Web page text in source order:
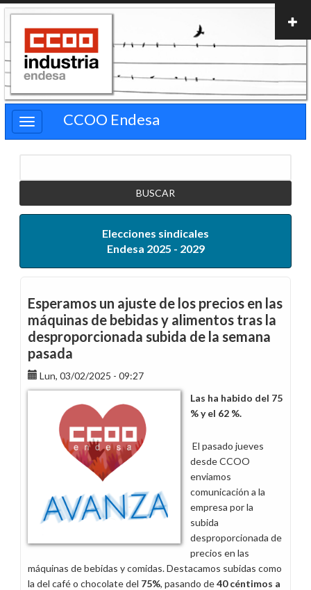
Pasar
contenido
principal
CCOO Endesa
Elecciones sindicales
Endesa 2025 - 2029
Esperamos un ajuste de los precios en las
máquinas de bebidas y alimentos tras la
desproporcionada subida de la semana
pasada
Lun, 03/02/2025 - 09:27
Las ha habido del 75
% y el 62 %.
El pasado jueves
desde CCOO
enviamos
comunicación a la
empresa por la
subida
desproporcionada de
precios en las
máquinas de bebidas y comidas. Destacamos subidas como
la del café o chocolate del 75%, pasando de40 céntimos a